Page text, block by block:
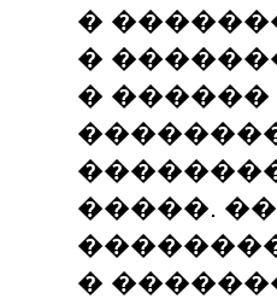
�
�
� ������
�����.
�